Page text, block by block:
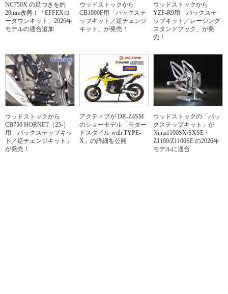
NC750X の足つきを約
20mm改善！「EFFEXロ
ーダウンキット」2026年
モデルの適合追加
ウッドストックから
CB1000F用「バックステ
ップキット／逆チェンジ
キット」が発売！
ウッドストックから
YZF-R9用「バックステ
ップキット／レーシング
スタンドフック」が発
売！
ウッドストックから
CB750 HORNET（25-）
用「バックステップキッ
ト／逆チェンジキット」
が発売！
アクティブが DR-Z4SM
のショーモデル「モター
ドスタイル with TYPE-
X」の詳細を公開
ウッドストックの「バッ
クステップキット」が
Ninja1100SX/SXSE・
Z1100/Z1100SE の2026年
モデルに適合